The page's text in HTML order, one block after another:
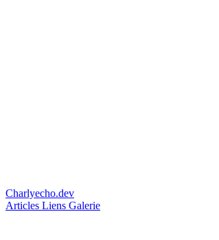
Charlyecho.dev
Articles Liens Galerie